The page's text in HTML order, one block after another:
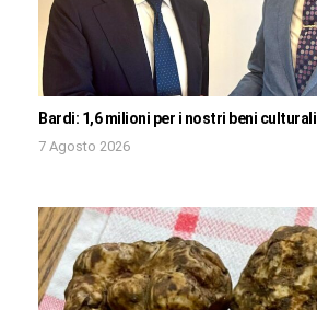
Bardi: 1,6 milioni per i nostri beni culturali
7 Agosto 2026